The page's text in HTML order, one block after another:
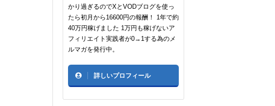
かり過ぎるのでXとVODブログを使っ
たら初月から16600円の報酬！ 1年で約
40万円稼げました 1万円も稼げないア
フィリエイト実践者が0→1する為のメ
ルマガを発行中。
詳しいプロフィール